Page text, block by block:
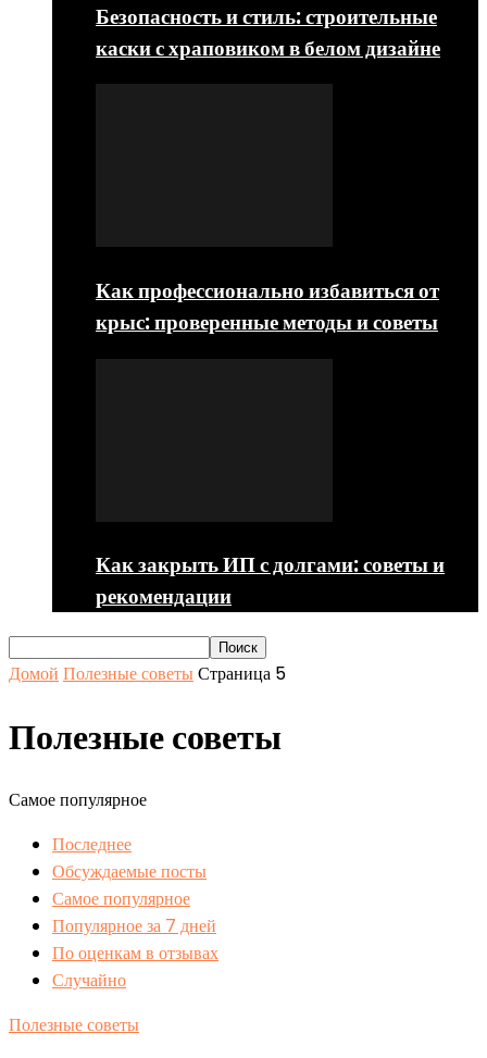
Безопасность и стиль: строительные
каски с храповиком в белом дизайне
Как профессионально избавиться от
крыс: проверенные методы и советы
Как закрыть ИП с долгами: советы и
рекомендации
Домой Полезные советыСтраница 5
Полезные советы
Самое популярное
Последнее
Обсуждаемые посты
Самое популярное
Популярное за 7 дней
По оценкам в отзывах
Случайно
Полезные советы